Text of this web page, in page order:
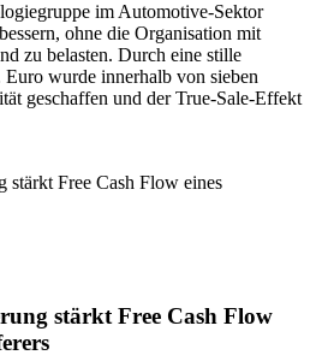
im Automotive-Sektor
ohne die Organisation mit
zu belasten. Durch eine stille
wurde innerhalb von sieben
geschaffen und der True-Sale-Effekt
stärkt Free Cash Flow